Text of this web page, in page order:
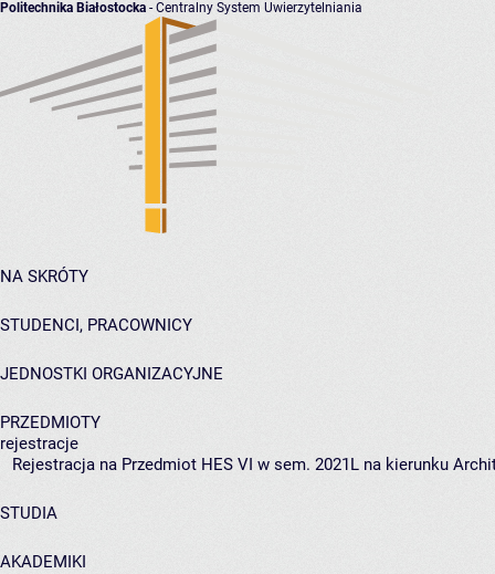
Politechnika Białostocka - Centralny System Uwierzytelniania
NA SKRÓTY
STUDENCI, PRACOWNICY
JEDNOSTKI ORGANIZACYJNE
PRZEDMIOTY
rejestracje
Rejestracja na Przedmiot HES VI w sem. 2021L na kierunku
STUDIA
AKADEMIKI